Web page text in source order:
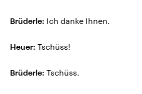
Brüderle: Ich danke Ihnen.
Heuer: Tschüss!
Brüderle: Tschüss.